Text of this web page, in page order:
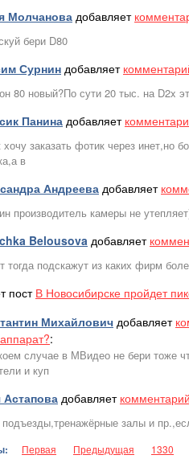
Молчанова добавляет
бери D80
Сурнин добавляет
80 новый?По сути 20 тыс. на D2x
Панинадобавляет
заказать фотик через инет,но
в
Андреевадобавляет
производитель камеры не
Belousova добавляет
тогда подскажут из каких фирм
постВ Новосибирске пройдет
Михайловичдобавляет
:
случае в МВидео не бери тоже
и куп
Астапова добавляет комментарий
подъезды,тренажёрные залы и
Первая Предыдущая 1330